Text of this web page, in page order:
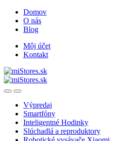
Skip
navigation
Skip
content
Domov
O nás
Blog
Môj účet
Kontakt
OpenClose
Výpredaj
Smartfóny
Inteligentné Hodinky
Slúchadlá a reproduktory